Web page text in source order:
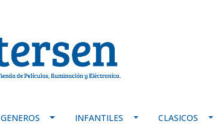
GENEROS INFANTILES CLASICOS